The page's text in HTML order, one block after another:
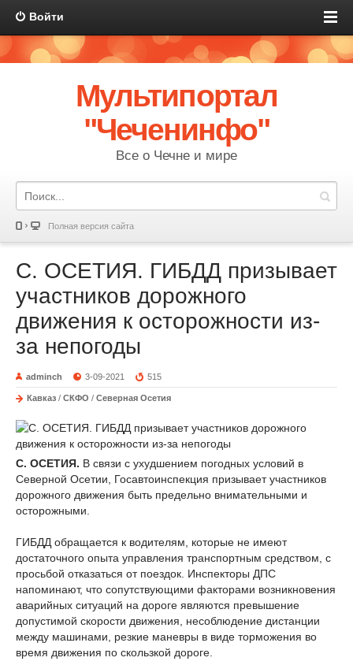
Войти
Мультипортал
"Чеченинфо"
Все о Чечне и мире
Полная версия сайта
С. ОСЕТИЯ. ГИБДД призывает
участников дорожного
движения к осторожности из-
за непогоды
adminch 3-09-2021 515
Кавказ / СКФО / Северная Осетия
С. ОСЕТИЯ. В связи с ухудшением погодных условий в
Северной Осетии, Госавтоинспекция призывает участников
дорожного движения быть предельно внимательными и
осторожными.
ГИБДД обращается к водителям, которые не имеют
достаточного опыта управления транспортным средством, с
просьбой отказаться от поездок. Инспекторы ДПС
напоминают, что сопутствующими факторами возникновения
аварийных ситуаций на дороге являются превышение
допустимой скорости движения, несоблюдение дистанции
между машинами, резкие маневры в виде торможения во
время движения по скользкой дороге.